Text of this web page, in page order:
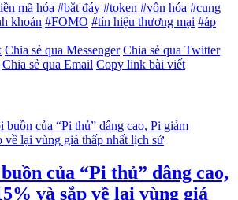
mã hóa #bắt đáy #token #vốn hóa #cung
khoản #FOMO #tín hiệu thương mại #áp
Chia sẻ qua Messenger Chia sẻ qua Twitter
Chia sẻ qua Email Copy link bài viết
của “Pi thủ” dâng cao,
và sắp về lại vùng giá